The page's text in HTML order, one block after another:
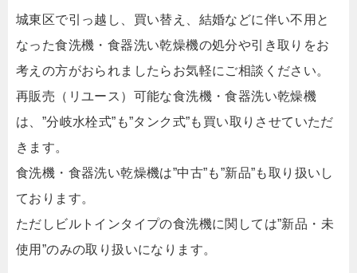
城東区で引っ越し、買い替え、結婚などに伴い不用と
なった食洗機・食器洗い乾燥機の処分や引き取りをお
考えの方がおられましたらお気軽にご相談ください。
再販売（リユース）可能な食洗機・食器洗い乾燥機
は、”分岐水栓式”も”タンク式”も買い取りさせていただ
きます。
食洗機・食器洗い乾燥機は”中古”も”新品”も取り扱いし
ております。
ただしビルトインタイプの食洗機に関しては”新品・未
使用”のみの取り扱いになります。